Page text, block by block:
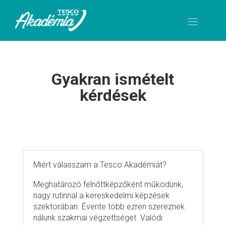
Gyakran ismételt
kérdések
Miért válasszam a Tesco Akadémiát?
Meghatározó felnőttképzőként működünk,
nagy rutinnal a kereskedelmi képzések
szektorában. Évente több ezren szereznek
nálunk szakmai végzettséget. Valódi